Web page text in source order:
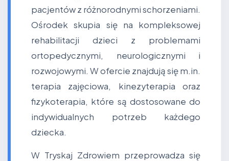
pacjentów z różnorodnymi schorzeniami.
Ośrodek skupia się na kompleksowej
rehabilitacji dzieci z problemami
ortopedycznymi, neurologicznymi i
rozwojowymi. W ofercie znajdują się m.in.
terapia zajęciowa, kinezyterapia oraz
fizykoterapia, które są dostosowane do
indywidualnych potrzeb każdego
dziecka.
W Tryskaj Zdrowiem przeprowadza się